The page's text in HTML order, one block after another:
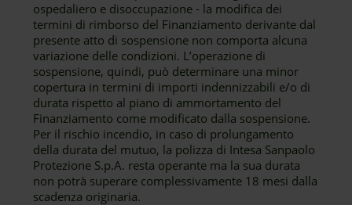
ospedaliero e disoccupazione - la modifica dei
termini di rimborso del Finanziamento derivante dal
presente atto di sospensione non comporta alcuna
variazione delle condizioni. L’operazione di
sospensione, quindi, può determinare una minor
copertura in termini di importi indennizzabili e/o di
durata rispetto al piano di ammortamento del
Finanziamento come modificato dalla sospensione.
Per il rischio incendio, in caso di prolungamento
della durata del mutuo, la polizza di Intesa Sanpaolo
Protezione S.p.A. resta operante ma la sua durata
non potrà superare complessivamente 18 mesi dalla
scadenza originaria.